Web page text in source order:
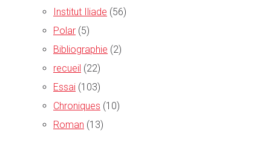
Institut Iliade (56)
Polar (5)
Bibliographie (2)
recueil (22)
Essai (103)
Chroniques (10)
Roman (13)